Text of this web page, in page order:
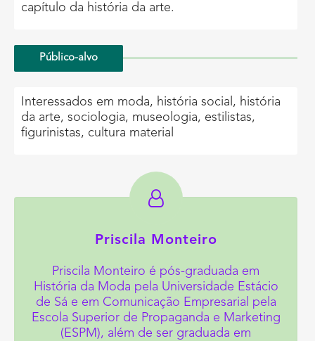
capítulo da história da arte.
Público-alvo
Interessados em moda, história social, história
da arte, sociologia, museologia, estilistas,
figurinistas, cultura material
Priscila Monteiro
Priscila Monteiro é pós-graduada em
História da Moda pela Universidade Estácio
de Sá e em Comunicação Empresarial pela
Escola Superior de Propaganda e Marketing
(ESPM), além de ser graduada em